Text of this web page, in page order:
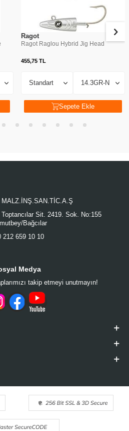
Ragot
Ragot Raglou Hybrid Jig Head
455,75TL
Sepete Ekle
Sit. 2419. Sok. No:155
Bağcılar
212 659 10 10
Medya
takip etmeyi unutmayın!